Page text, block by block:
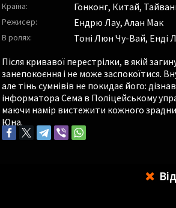
Країна: Гонконг, Китай,
Режисер: Ендрю Лау, Алан Мак
В ролях: Тоні Люн Чу-Вай, Енді
Після кривавої перестрілки, в якій
занепокоєння і не може заспокоїтися.
але тінь сумнівів не покидає його:
інформатора Сема в Поліцейському
маючи намір вистежити кожного
Юна.